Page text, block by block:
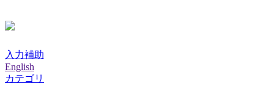
入力補助
English
カテゴリ